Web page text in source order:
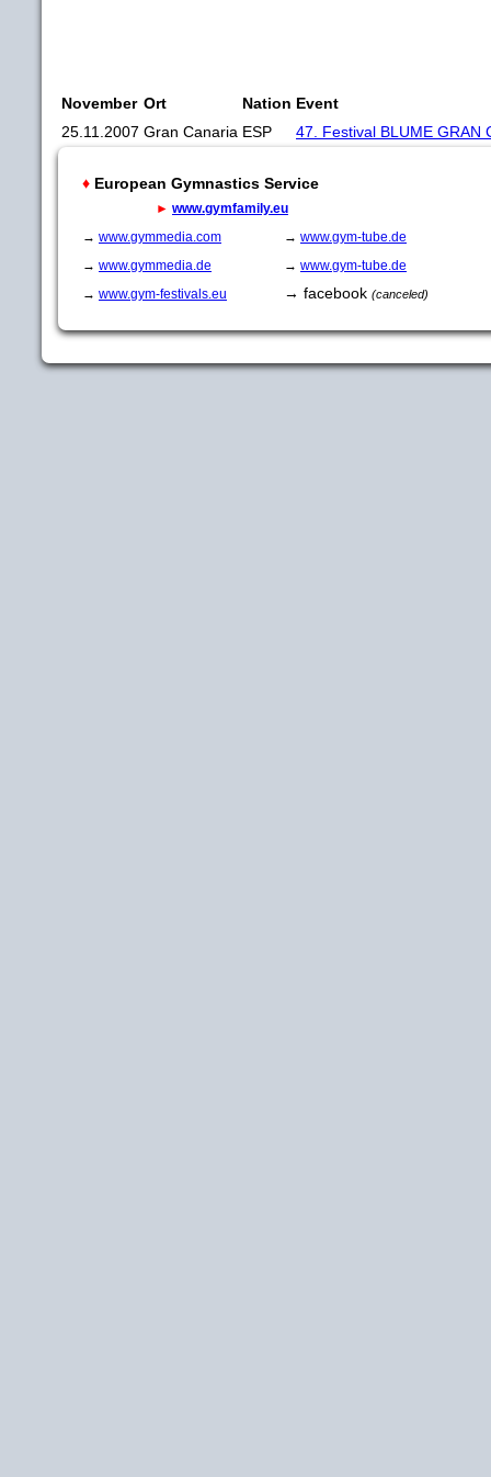
November Ort Nation Event
25.11.2007 Gran Canaria ESP 47. Festival BLUME GRAN
♦ European Gymnastics Service
► www.gymfamily.eu
→ www.gymmedia.com → www.gym-tube.de
→ www.gymmedia.de → www.gym-tube.de
→ www.gym-festivals.eu → facebook (canceled)